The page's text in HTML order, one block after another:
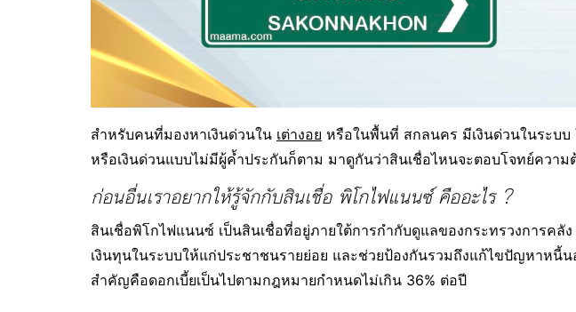
สำหรับคนที่มองหาเงินด่วนใน เต่างอย หรือในพื้นที่ สกลนคร มีเงินด่วนในระบบ
หรือเงินด่วนแบบไม่มีผู้ค้ำประกันก็ตาม มาดูกันว่าสินเชื่อไหนจะตอบโจทย์ควา
ก่อนอื่นเราอยากให้รู้จักกับสินเชื่อ พิโกไฟแนนซ์ คืออะไร ?
สินเชื่อพิโกไฟแนนซ์ เป็นสินเชื่อที่อยู่ภายใต้การกำกับดูแลของกระทรวงการคลั
เงินทุนในระบบให้แก่ประชาชนรายย่อย และช่วยป้องกันรวมถึงแก้ไขปัญหาหนี้
สำคัญคือดอกเบี้ยเป็นไปตามกฎหมายกำหนดไม่เกิน 36% ต่อปี